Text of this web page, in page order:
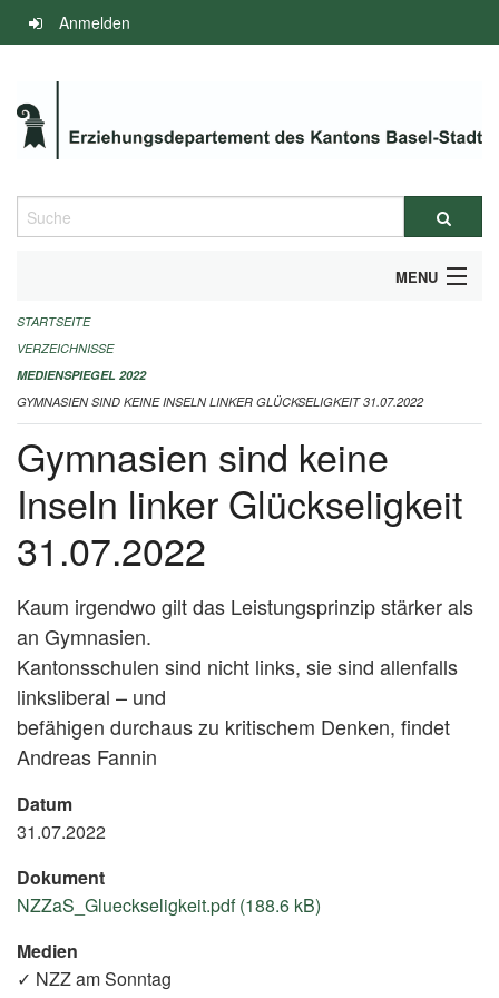
Navigation
überspringen
Anmelden
Suche
MENU
INFOS ZUM ED-MEDIENSPIEGEL
IMPRESSUM
STARTSEITE
VERZEICHNISSE
MEDIENSPIEGEL 2022
GYMNASIEN SIND KEINE INSELN LINKER GLÜCKSELIGKEIT 31.07.2022
Gymnasien sind keine
Inseln linker Glückseligkeit
31.07.2022
Kaum irgendwo gilt das Leistungsprinzip stärker als
an Gymnasien.
Kantonsschulen sind nicht links, sie sind allenfalls
linksliberal – und
befähigen durchaus zu kritischem Denken, findet
Andreas Fannin
Datum
31.07.2022
Dokument
NZZaS_Glueckseligkeit.pdf (188.6 kB)
Medien
✓ NZZ am Sonntag